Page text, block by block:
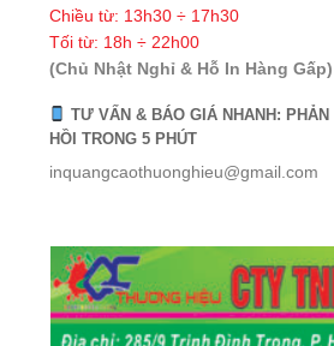
Chiều từ: 13h30 ÷ 17h30
Tối từ: 18h ÷ 22h00
(Chủ Nhật Nghỉ & Hỗ In Hàng Gấp)
TƯ VẤN & BÁO GIÁ NHANH: PHẢN
HỒI TRONG 5 PHÚT
inquangcaothuonghieu@gmail.com